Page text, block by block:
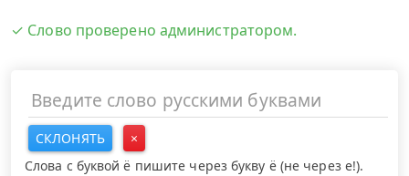
✓ Слово проверено администратором.
СКЛОНЯТЬ
×
Слова с буквой ё пишите через букву ё (не через е!).